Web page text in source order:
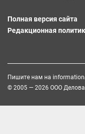
Полная версия сайта
Редакционная
Пишите нам на
© 2005 — 2026 ООО